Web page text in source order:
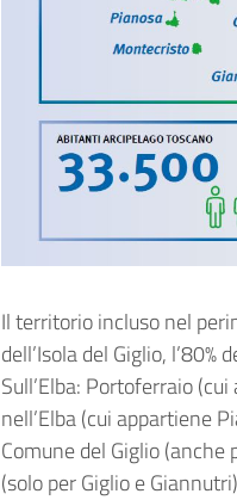
Il territorio incluso nel
dell’Isola del Giglio,
Sull’Elba: Portoferraio
nell’Elba (cui appartiene
Comune del Giglio
(solo per Giglio e